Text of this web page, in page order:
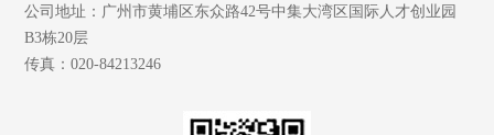
公司地址：广州市黄埔区东众路42号中集大湾区国际人才创业园
B3栋20层
传真：020-84213246